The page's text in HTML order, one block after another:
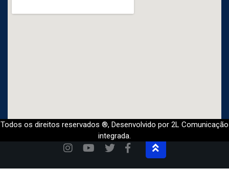
Todos os direitos reservados ®, Desenvolvido por 2L Comunicação
integrada.